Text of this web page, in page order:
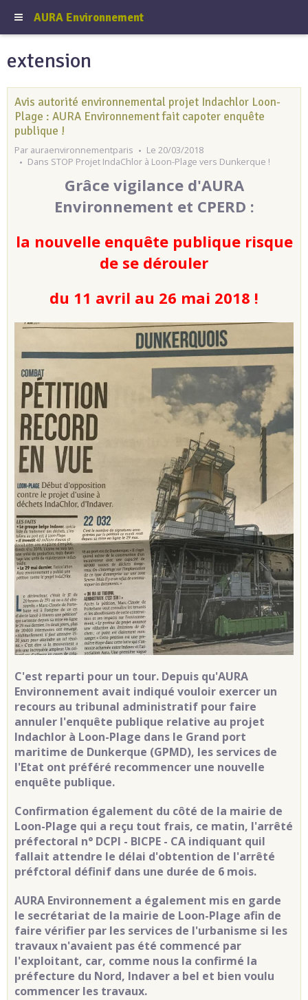
AURA Environnement
extension
Avis autorité environnemental projet Indachlor Loon-
Plage : AURA Environnement fait capoter enquête
publique !
Par auraenvironnementparis
Le 20/03/2018
Dans STOP Projet IndaChlor à Loon-Plage vers Dunkerque !
Grâce vigilance d'AURA
Environnement et CPERD :
la nouvelle enquête publique risque
de se dérouler
du 11 avril au 26 mai 2018 !
C'est reparti pour un tour. Depuis qu'AURA
Environnement avait indiqué vouloir exercer un
recours au tribunal administratif pour faire
annuler l'enquête publique relative au projet
Indachlor à Loon-Plage dans le Grand port
maritime de Dunkerque (GPMD), les services de
l'Etat ont préféré recommencer une nouvelle
enquête publique.
Confirmation également du côté de la mairie de
Loon-Plage qui a reçu tout frais, ce matin, l'arrêté
préfectoral n° DCPI - BICPE - CA indiquant quil
fallait attendre le délai d'obtention de l'arrêté
préfctoral définif dans une durée de 6 mois.
AURA Environnement a également mis en garde
le secrétariat de la mairie de Loon-Plage afin de
faire vérifier par les services de l'urbanisme si les
travaux n'avaient pas été commencé par
l'exploitant, car, comme nous la confirmé la
préfecture du Nord, Indaver a bel et bien voulu
commencer les travaux.